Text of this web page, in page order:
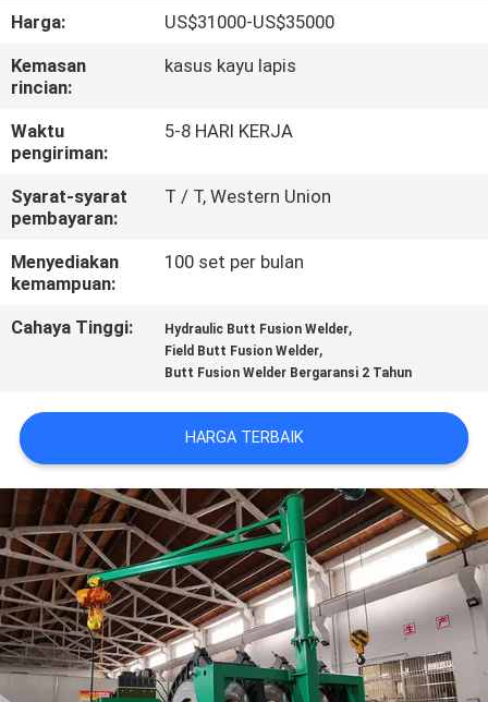
KUALITAS
HUBUNGI
KAMI
BLOG
PERMINTAAN
PENAWARAN
PRIVACY
POLICY
Harga:
US$31000-US$35000
Kemasan
rincian:
kasus kayu lapis
Waktu
pengiriman:
5-8 HARI KERJA
Syarat-syarat
pembayaran:
T / T, Western Union
Menyediakan
kemampuan:
100 set per bulan
Cahaya Tinggi: Hydraulic Butt Fusion Welder,
Field Butt Fusion Welder,
Butt Fusion Welder Bergaransi 2 Tahun
HARGA TERBAIK